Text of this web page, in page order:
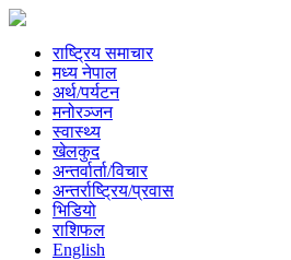
राष्ट्रिय समाचार
मध्य नेपाल
अर्थ/पर्यटन
मनोरञ्जन
स्वास्थ्य
खेलकुद
अन्तर्वार्ता/विचार
अन्तर्राष्ट्रिय/प्रवास
भिडियो
राशिफल
English